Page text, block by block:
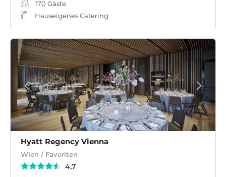
170 Gäste
Hauseigenes Catering
Hyatt Regency Vienna
Wien / Favoriten
4,7